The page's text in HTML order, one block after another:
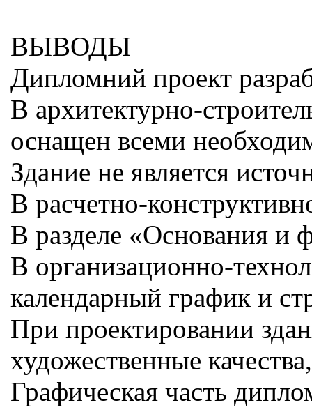
ВЫВОДЫ
Дипломний проект
В архитектурно-
оснащен всеми
Здание не является
В расчетно-
В разделе «Основания и
В организационно-
календарный график и
При проектировании
художественные
Графическая часть